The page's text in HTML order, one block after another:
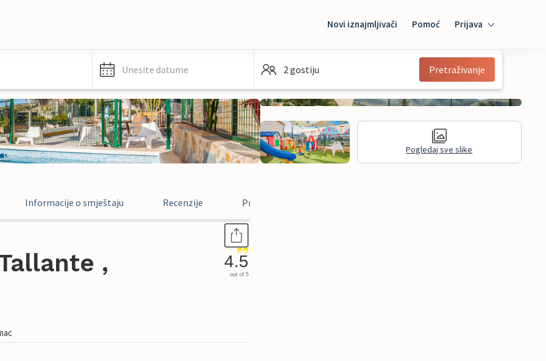
Novi iznajmljivači Pomoć Prijava
Mybooking
Unesite datume 2 gostiju Pretraživanje
Pogledaj sve slike
Informacije o smještaju Recenzije Pravne informacije
,
4.5
out of 5